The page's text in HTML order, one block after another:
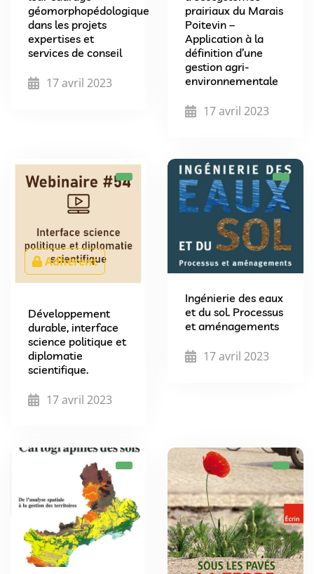
géomorphopédologique
dans les projets
expertises et
services de conseil
17 avril 2023
prairiaux du Marais
Poitevin –
Application à la
définition d’une
gestion agri-
environnementale
17 avril 2023
Adhérent
Développement
durable, interface
science politique et
diplomatie
scientifique.
17 avril 2023
Ingénierie des eaux
et du sol. Processus
et aménagements
17 avril 2023